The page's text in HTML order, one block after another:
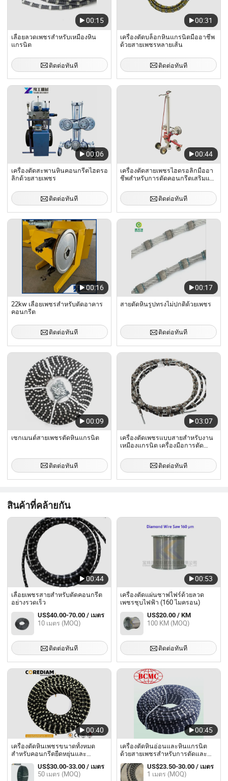
00:15
เลื่อยลวดเพชรสำหรับเหมืองหิน
แกรนิต
ติดต่อทันที
00:31
เครื่องตัดบล็อกหินแกรนิตมืออาชีพ
ด้วยสายเพชรหลายเส้น
ติดต่อทันที
00:06
เครื่องตัดสะพานหินคอนกรีตไฮดรอ
ลิกด้วยสายเพชร
ติดต่อทันที
00:44
เครื่องตัดสายเพชรไฮดรอลิกมืออา
ชีพสำหรับการตัดคอนกรีตเสริมแรง
ติดต่อทันที
00:16
22kw เลื่อยเพชรสำหรับตัดอาคาร
คอนกรีต
ติดต่อทันที
00:17
สายตัดหินรูปทรงไม่ปกติด้วยเพชร
ติดต่อทันที
00:09
เซกเมนต์สายเพชรตัดหินแกรนิต
ติดต่อทันที
03:07
เครื่องตัดเพชรแบบสายสำหรับงาน
เหมืองแกรนิต เครื่องมือการตัด
ติดต่อทันที
สินค้าที่คล้ายกัน
00:44
เลื่อยเพชรสายสำหรับตัดคอนกรีต
อย่างรวดเร็ว
US$40.00-70.00 / เมตร
10 เมตร (MOQ)
ติดต่อทันที
00:53
เครื่องตัดแผ่นซาฟไฟร์ด้วยลวด
เพชรชุบไฟฟ้า (160 ไมครอน)
US$20.00 / KM
100 KM (MOQ)
ติดต่อทันที
00:40
เครื่องตัดหินเพชรขนาดทั้งหมด
สำหรับคอนกรีตยืดหยุ่นและ
คอนกรีตเสริมเหล็ก
US$30.00-33.00 / เมตร
50 เมตร (MOQ)
00:45
เครื่องตัดหินอ่อนและหินแกรนิต
ด้วยสายเพชรสำหรับการตัดและ
การปรับรูปทรง
US$23.50-30.00 / เมตร
1 เมตร (MOQ)